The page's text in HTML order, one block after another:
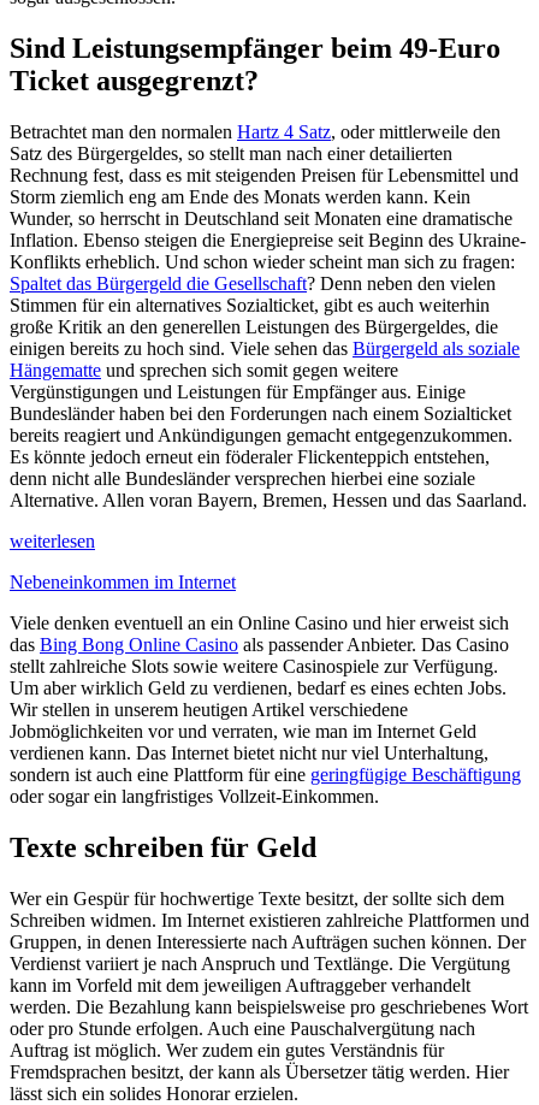
Sind Leistungsempfänger beim 49-Euro
Ticket ausgegrenzt?
Betrachtet man den normalen Hartz 4 Satz, oder mittlerweile den
Satz des Bürgergeldes, so stellt man nach einer detailierten
Rechnung fest, dass es mit steigenden Preisen für Lebensmittel und
Storm ziemlich eng am Ende des Monats werden kann. Kein
Wunder, so herrscht in Deutschland seit Monaten eine dramatische
Inflation. Ebenso steigen die Energiepreise seit Beginn des Ukraine-
Konflikts erheblich. Und schon wieder scheint man sich zu fragen:
Spaltet das Bürgergeld die Gesellschaft? Denn neben den vielen
Stimmen für ein alternatives Sozialticket, gibt es auch weiterhin
große Kritik an den generellen Leistungen des Bürgergeldes, die
einigen bereits zu hoch sind. Viele sehen das Bürgergeld als soziale
Hängematte und sprechen sich somit gegen weitere
Vergünstigungen und Leistungen für Empfänger aus. Einige
Bundesländer haben bei den Forderungen nach einem Sozialticket
bereits reagiert und Ankündigungen gemacht entgegenzukommen.
Es könnte jedoch erneut ein föderaler Flickenteppich entstehen,
denn nicht alle Bundesländer versprechen hierbei eine soziale
Alternative. Allen voran Bayern, Bremen, Hessen und das Saarland.
weiterlesen
Nebeneinkommen im Internet
Viele denken eventuell an ein Online Casino und hier erweist sich
das Bing Bong Online Casino als passender Anbieter. Das Casino
stellt zahlreiche Slots sowie weitere Casinospiele zur Verfügung.
Um aber wirklich Geld zu verdienen, bedarf es eines echten Jobs.
Wir stellen in unserem heutigen Artikel verschiedene
Jobmöglichkeiten vor und verraten, wie man im Internet Geld
verdienen kann. Das Internet bietet nicht nur viel Unterhaltung,
sondern ist auch eine Plattform für eine geringfügige Beschäftigung
oder sogar ein langfristiges Vollzeit-Einkommen.
Texte schreiben für Geld
Wer ein Gespür für hochwertige Texte besitzt, der sollte sich dem
Schreiben widmen. Im Internet existieren zahlreiche Plattformen und
Gruppen, in denen Interessierte nach Aufträgen suchen können. Der
Verdienst variiert je nach Anspruch und Textlänge. Die Vergütung
kann im Vorfeld mit dem jeweiligen Auftraggeber verhandelt
werden. Die Bezahlung kann beispielsweise pro geschriebenes Wort
oder pro Stunde erfolgen. Auch eine Pauschalvergütung nach
Auftrag ist möglich. Wer zudem ein gutes Verständnis für
Fremdsprachen besitzt, der kann als Übersetzer tätig werden. Hier
lässt sich ein solides Honorar erzielen.